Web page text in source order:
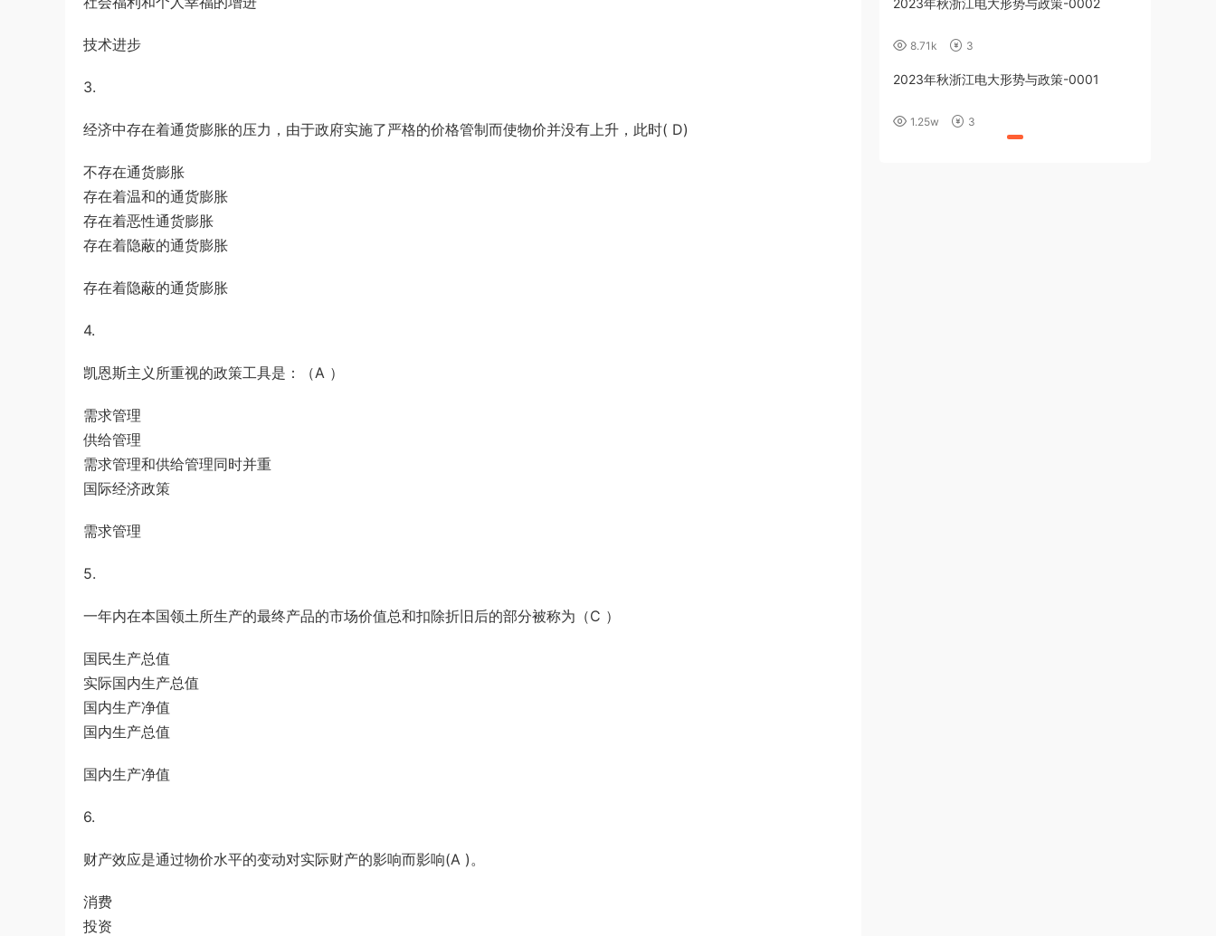
技术进步
3.
经济中存在着通货膨胀的压力，由于政府实施了严格的价格管制而使物价并没有上升，此时( D)
不存在通货膨胀
存在着温和的通货膨胀
存在着恶性通货膨胀
存在着隐蔽的通货膨胀
存在着隐蔽的通货膨胀
4.
凯恩斯主义所重视的政策工具是：（A ）
需求管理
供给管理
需求管理和供给管理同时并重
国际经济政策
需求管理
5.
一年内在本国领土所生产的最终产品的市场价值总和扣除折旧后的部分被称为（C ）
国民生产总值
实际国内生产总值
国内生产净值
国内生产总值
国内生产净值
6.
财产效应是通过物价水平的变动对实际财产的影响而影响(A )。
消费
投资
8.71k 3
2023年秋浙江电大形势与政策-0001
1.25w 3